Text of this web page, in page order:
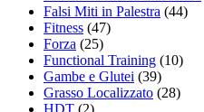
Falsi Miti in Palestra (44)
Fitness (47)
Forza (25)
Functional Training (10)
Gambe e Glutei (39)
Grasso Localizzato (28)